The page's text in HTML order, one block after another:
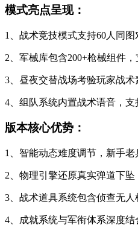
模式亮点呈现：
1、战术竞技模式支持60人同
2、军械库包含200+枪械组件
3、昼夜交替战场考验玩家战
4、组队系统内置战术语音，
版本核心优势：
1、智能动态难度调节，新手
2、物理引擎还原真实弹道下
3、战术道具系统包含侦查无
4、成就系统与军衔体系深度